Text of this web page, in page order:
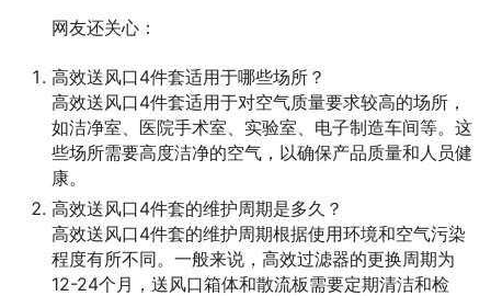
网友还关心：
高效送风口4件套适用于哪些场所？
高效送风口4件套适用于对空气质量要求较高的场所，
如洁净室、医院手术室、实验室、电子制造车间等。这
些场所需要高度洁净的空气，以确保产品质量和人员健
康。
高效送风口4件套的维护周期是多久？
高效送风口4件套的维护周期根据使用环境和空气污染
程度有所不同。一般来说，高效过滤器的更换周期为
12-24个月，送风口箱体和散流板需要定期清洁和检